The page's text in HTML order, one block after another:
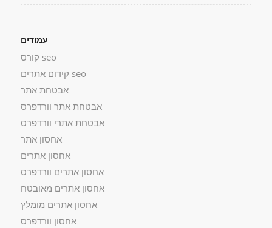
עמודים
seo קורס
seo קידום אתרים
אבטחת אתר
אבטחת אתר וורדפרס
אבטחת אתרי וורדפרס
אחסון אתר
אחסון אתרים
אחסון אתרים וורדפרס
אחסון אתרים מאובטח
אחסון אתרים מומלץ
אחסון וורדפרס